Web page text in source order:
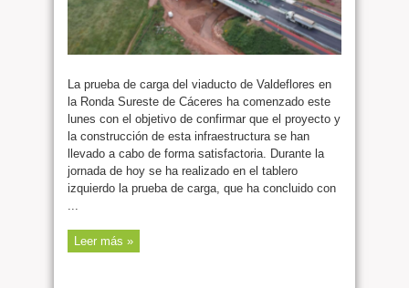
La prueba de carga del viaducto de Valdeflores en
la Ronda Sureste de Cáceres ha comenzado este
lunes con el objetivo de confirmar que el proyecto y
la construcción de esta infraestructura se han
llevado a cabo de forma satisfactoria. Durante la
jornada de hoy se ha realizado en el tablero
izquierdo la prueba de carga, que ha concluido con
...
Leer más »